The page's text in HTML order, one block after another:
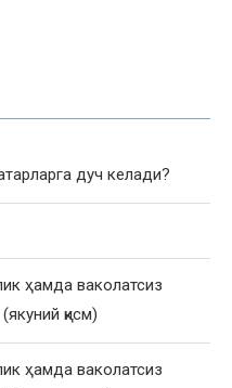
дуч келади?
ҳамда ваколатсиз
қисм)
ҳамда ваколатсиз